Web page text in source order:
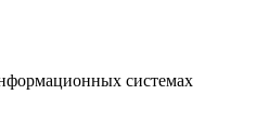
системах